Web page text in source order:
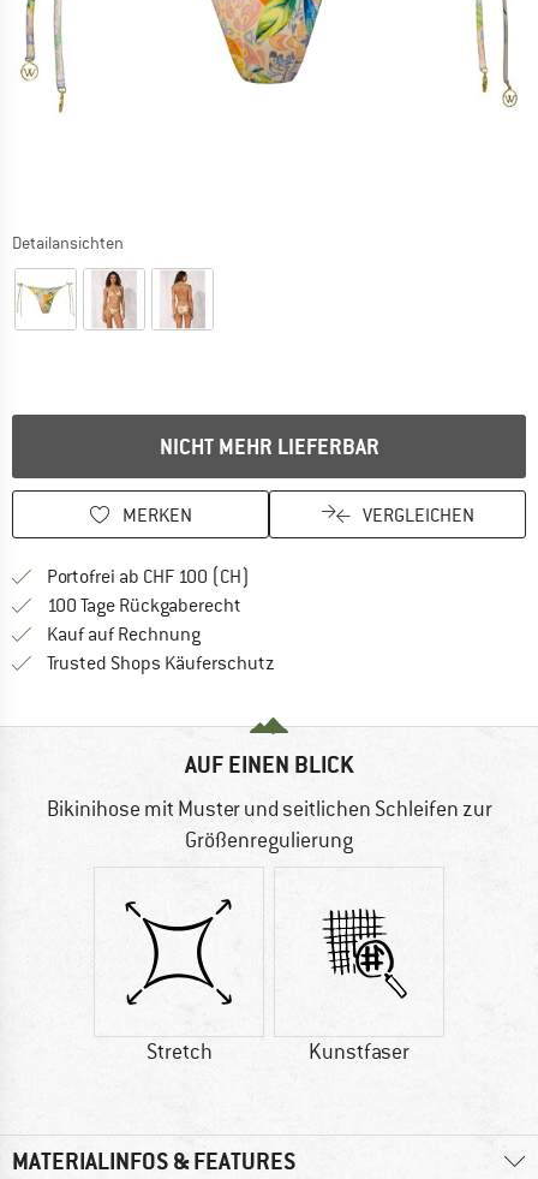
Detailansichten
NICHT MEHR LIEFERBAR
MERKEN VERGLEICHEN
Portofrei ab CHF 100 (CH)
100 Tage Rückgaberecht
Kauf auf RechnungFinde die Zahlungs-Infos hier! Öffnet
Trusted Shops Käuferschutz
AUF EINEN BLICK
Bikinihose mit Muster und seitlichen Schleifen zur
Größenregulierung
Stretch Kunstfaser
MATERIALINFOS & FEATURES